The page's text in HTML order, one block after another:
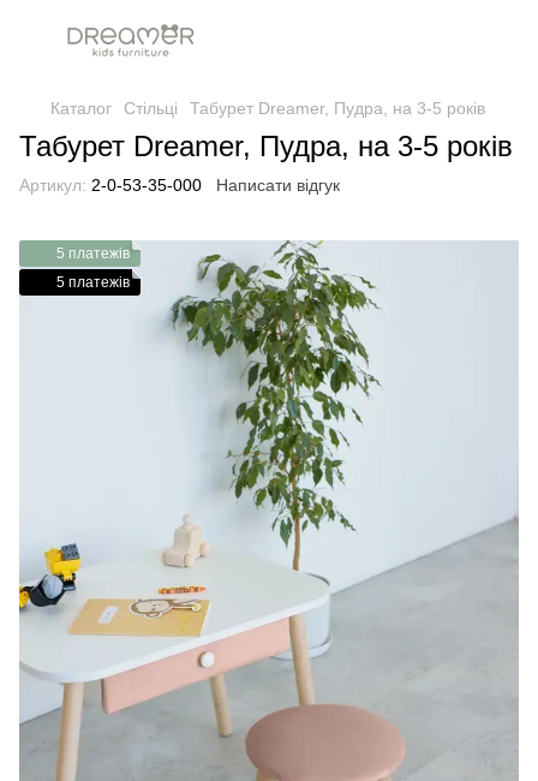
Каталог Стільці Табурет Dreamer, Пудра, на 3-5 років
Табурет Dreamer, Пудра, на 3-5 років
Артикул: 2-0-53-35-000 Написати відгук
5 платежів
5 платежів